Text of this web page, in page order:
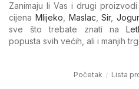
Zanimaju li Vas i drugi
cijena Mlijeko Maslac ,Sir,
sve što trebate znati na
popusta svih većih, ali i manjih
Početak Lista